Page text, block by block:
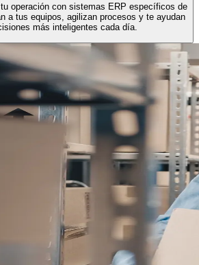
operación con sistemas ERP específicos de
a tus equipos, agilizan procesos y te ayudan
más inteligentes cada día.